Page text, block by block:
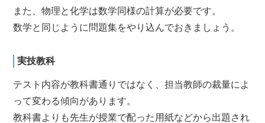
また、物理と化学は数学同様の計算が必要です。
数学と同じように問題集をやり込んでおきましょう。
実技教科
テスト内容が教科書通りではなく、担当教師の裁量によ
って変わる傾向があります。
教科書よりも先生が授業で配った用紙などから出題され